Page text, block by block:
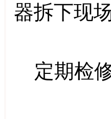
器拆下现
定期检